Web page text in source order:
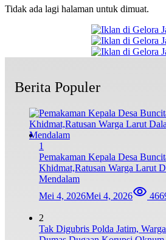
Tidak ada lagi halaman untuk dimuat.
Berita Populer
1
Pemakaman Kepala Desa
Khidmat,Ratusan Warga Larut
Mendalam
Mei 4, 2026Mei 4, 2026
2
Tak Digubris Polda Jatim,